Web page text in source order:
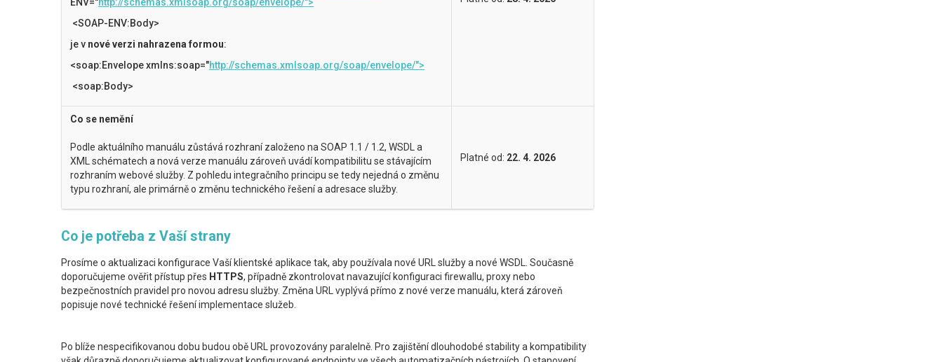
<SOAP-ENV:Body>
je v nové verzi nahrazena formou:
<soap:Envelope xmlns:soap="http://schemas.xmlsoap.org/soap/envelope/">
<soap:Body>
Co se nemění
Podle aktuálního manuálu zůstává rozhraní založeno na SOAP 1.1 / 1.2, WSDL a
XML schématech a nová verze manuálu zároveň uvádí kompatibilitu se stávajícím
rozhraním webové služby. Z pohledu integračního principu se tedy nejedná o změnu
typu rozhraní, ale primárně o změnu technického řešení a adresace služby.
Platné od: 22. 4. 2026
Co je potřeba z Vaší strany
Prosíme o aktualizaci konfigurace Vaší klientské aplikace tak, aby používala nové URL služby a nové WSDL. Současně
doporučujeme ověřit přístup přes HTTPS, případně zkontrolovat navazující konfiguraci firewallu, proxy nebo
bezpečnostních pravidel pro novou adresu služby. Změna URL vyplývá přímo z nové verze manuálu, která zároveň
popisuje nové technické řešení implementace služeb.
Po blíže nespecifikovanou dobu budou obě URL provozovány paralelně. Pro zajištění dlouhodobé stability a kompatibility